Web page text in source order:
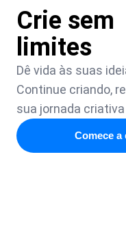
Crie sem
limites
Dê vida às suas
Continue criando,
sua jornada criativa
Comece a